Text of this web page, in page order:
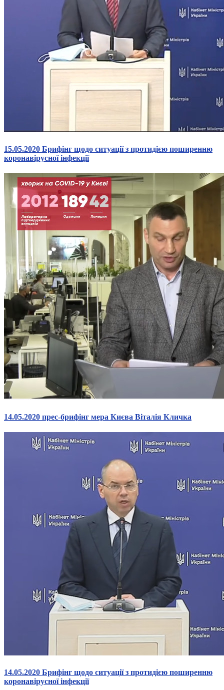
15.05.2020 Брифінг щодо ситуації з протидією поширенню
коронавірусної інфекції
14.05.2020 прес-брифінг мера Києва Віталія Кличка
14.05.2020 Брифінг щодо ситуації з протидією поширенню
коронавірусної інфекції